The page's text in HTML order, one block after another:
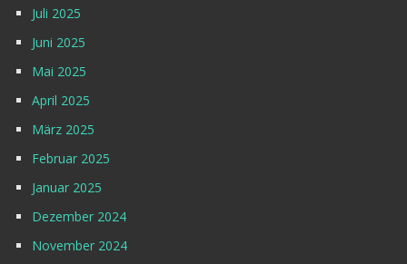
Juli 2025
Juni 2025
Mai 2025
April 2025
März 2025
Februar 2025
Januar 2025
Dezember 2024
November 2024